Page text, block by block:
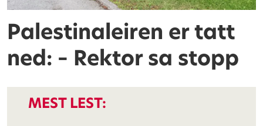
Palestinaleiren er tatt
ned: – Rektor sa stopp
MEST LEST: